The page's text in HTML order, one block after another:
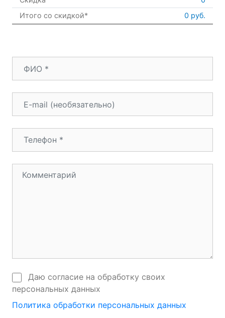
Итого со скидкой*
0 руб.
Даю согласие на обработку своих
персональных данных
Политика обработки персональных данных